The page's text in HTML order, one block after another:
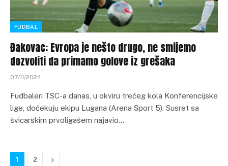
FUDBAL
Đakovac: Evropa je nešto drugo, ne smijemo
dozvoliti da primamo golove iz grešaka
07/11/2024
Fudbaleri TSC-a danas, u okviru trećeg kola Konferencijske
lige, dočekuju ekipu Lugana (Arena Sport 5). Susret sa
švicarskim prvoligašem najavio…
1 2 Next